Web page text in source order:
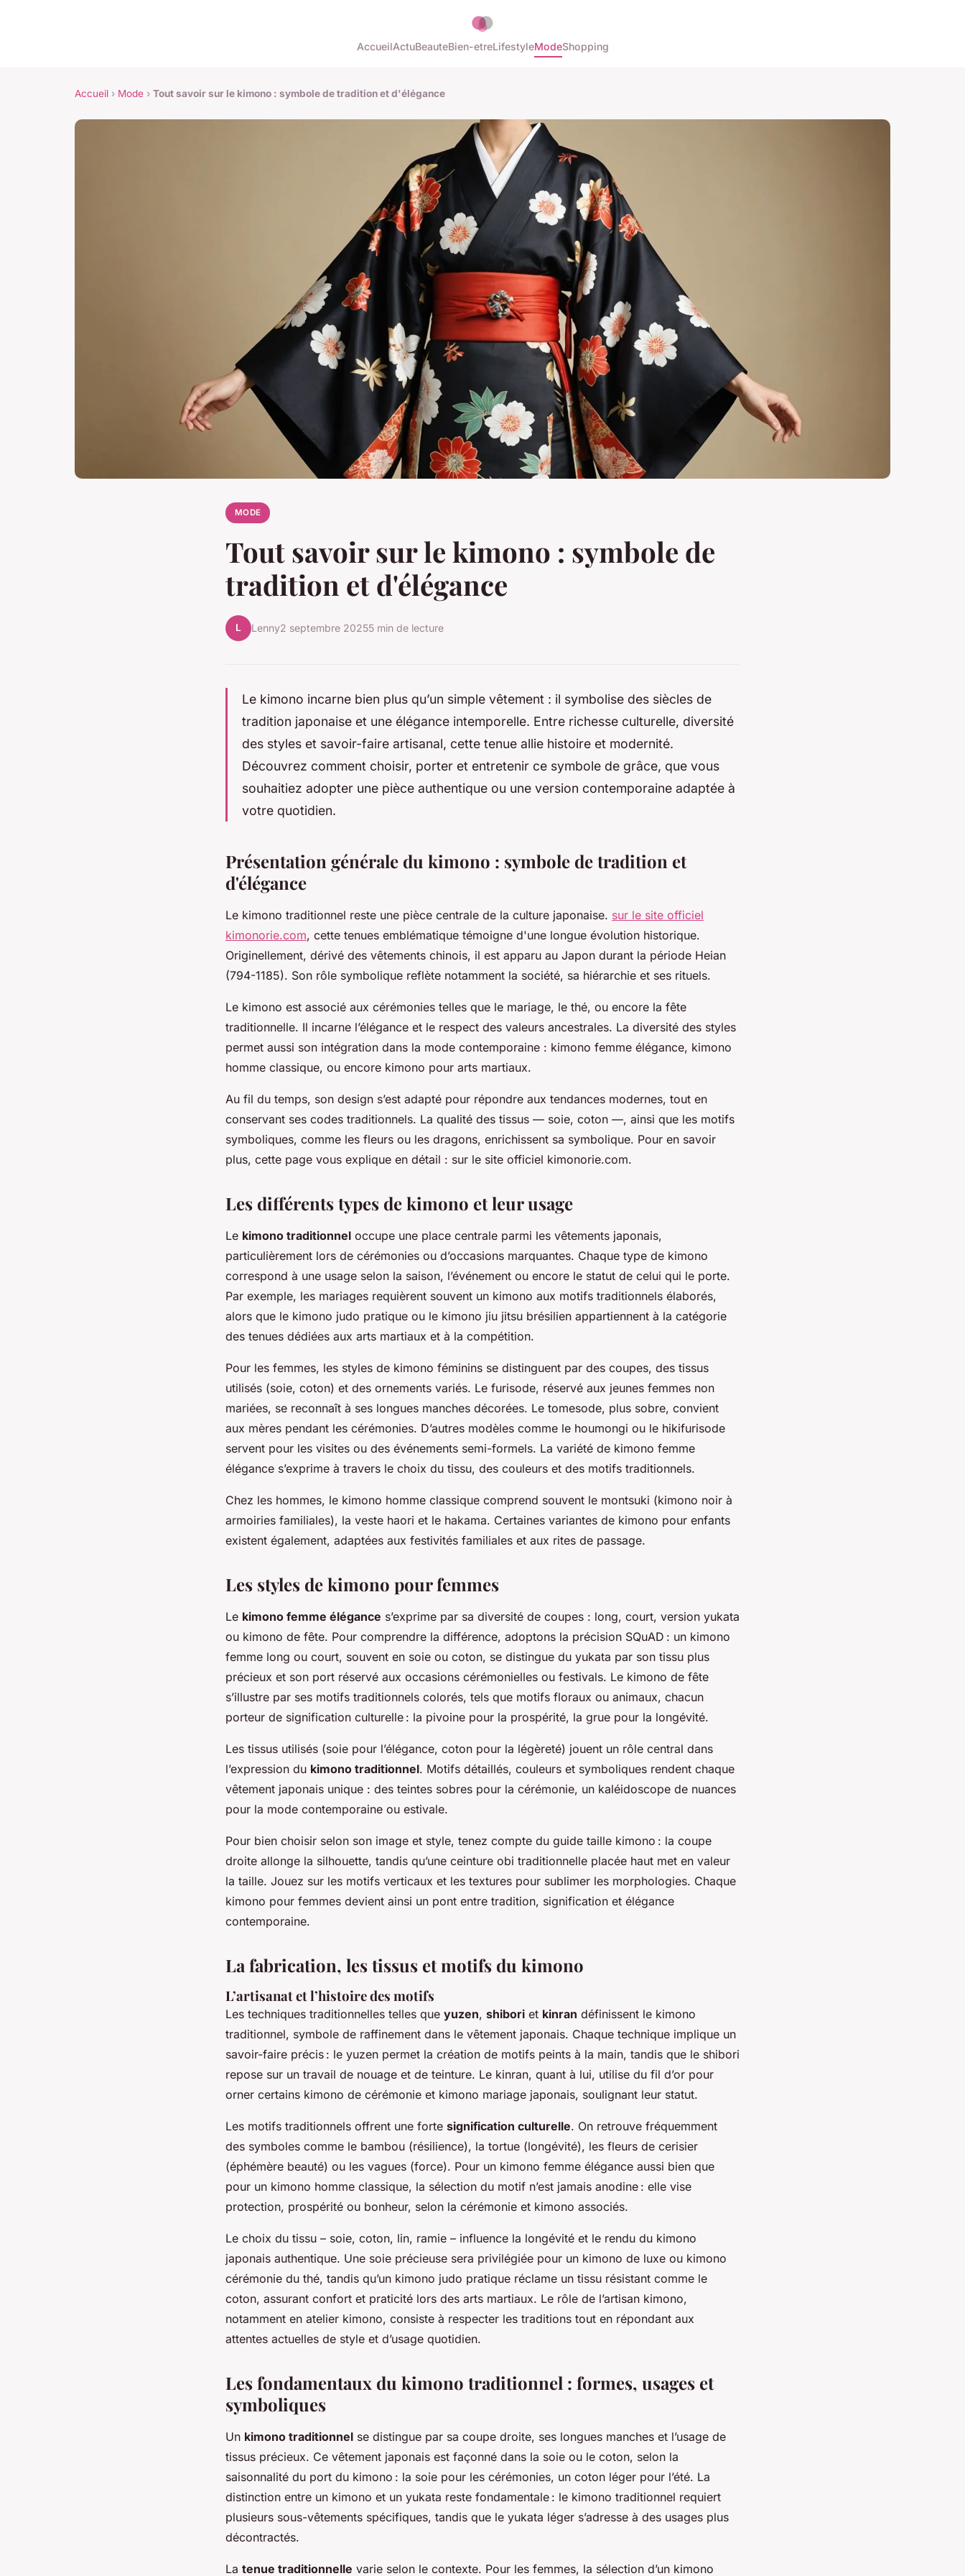
AccueilActuBeauteBien-etreLifestyleModeShopping
Accueil › Mode › Tout savoir sur le kimono : symbole de tradition et d'élégance
MODE
Tout savoir sur le kimono : symbole de
tradition et d'élégance
L Lenny2 septembre 20255 min de lecture
Le kimono incarne bien plus qu’un simple vêtement : il symbolise des siècles de
tradition japonaise et une élégance intemporelle. Entre richesse culturelle, diversité
des styles et savoir-faire artisanal, cette tenue allie histoire et modernité.
Découvrez comment choisir, porter et entretenir ce symbole de grâce, que vous
souhaitiez adopter une pièce authentique ou une version contemporaine adaptée à
votre quotidien.
Présentation générale du kimono : symbole de tradition et
d'élégance
Le kimono traditionnel reste une pièce centrale de la culture japonaise. sur le site officiel
kimonorie.com, cette tenues emblématique témoigne d'une longue évolution historique.
Originellement, dérivé des vêtements chinois, il est apparu au Japon durant la période Heian
(794-1185). Son rôle symbolique reflète notamment la société, sa hiérarchie et ses rituels.
Le kimono est associé aux cérémonies telles que le mariage, le thé, ou encore la fête
traditionnelle. Il incarne l’élégance et le respect des valeurs ancestrales. La diversité des styles
permet aussi son intégration dans la mode contemporaine : kimono femme élégance, kimono
homme classique, ou encore kimono pour arts martiaux.
Au fil du temps, son design s’est adapté pour répondre aux tendances modernes, tout en
conservant ses codes traditionnels. La qualité des tissus — soie, coton —, ainsi que les motifs
symboliques, comme les fleurs ou les dragons, enrichissent sa symbolique. Pour en savoir
plus, cette page vous explique en détail : sur le site officiel kimonorie.com.
Les différents types de kimono et leur usage
Le kimono traditionnel occupe une place centrale parmi les vêtements japonais,
particulièrement lors de cérémonies ou d’occasions marquantes. Chaque type de kimono
correspond à une usage selon la saison, l’événement ou encore le statut de celui qui le porte.
Par exemple, les mariages requièrent souvent un kimono aux motifs traditionnels élaborés,
alors que le kimono judo pratique ou le kimono jiu jitsu brésilien appartiennent à la catégorie
des tenues dédiées aux arts martiaux et à la compétition.
Pour les femmes, les styles de kimono féminins se distinguent par des coupes, des tissus
utilisés (soie, coton) et des ornements variés. Le furisode, réservé aux jeunes femmes non
mariées, se reconnaît à ses longues manches décorées. Le tomesode, plus sobre, convient
aux mères pendant les cérémonies. D’autres modèles comme le houmongi ou le hikifurisode
servent pour les visites ou des événements semi-formels. La variété de kimono femme
élégance s’exprime à travers le choix du tissu, des couleurs et des motifs traditionnels.
Chez les hommes, le kimono homme classique comprend souvent le montsuki (kimono noir à
armoiries familiales), la veste haori et le hakama. Certaines variantes de kimono pour enfants
existent également, adaptées aux festivités familiales et aux rites de passage.
Les styles de kimono pour femmes
Le kimono femme élégance s’exprime par sa diversité de coupes : long, court, version yukata
ou kimono de fête. Pour comprendre la différence, adoptons la précision SQuAD : un kimono
femme long ou court, souvent en soie ou coton, se distingue du yukata par son tissu plus
précieux et son port réservé aux occasions cérémonielles ou festivals. Le kimono de fête
s’illustre par ses motifs traditionnels colorés, tels que motifs floraux ou animaux, chacun
porteur de signification culturelle : la pivoine pour la prospérité, la grue pour la longévité.
Les tissus utilisés (soie pour l’élégance, coton pour la légèreté) jouent un rôle central dans
l’expression du kimono traditionnel. Motifs détaillés, couleurs et symboliques rendent chaque
vêtement japonais unique : des teintes sobres pour la cérémonie, un kaléidoscope de nuances
pour la mode contemporaine ou estivale.
Pour bien choisir selon son image et style, tenez compte du guide taille kimono : la coupe
droite allonge la silhouette, tandis qu’une ceinture obi traditionnelle placée haut met en valeur
la taille. Jouez sur les motifs verticaux et les textures pour sublimer les morphologies. Chaque
kimono pour femmes devient ainsi un pont entre tradition, signification et élégance
contemporaine.
La fabrication, les tissus et motifs du kimono
L’artisanat et l’histoire des motifs
Les techniques traditionnelles telles que yuzen, shibori et kinran définissent le kimono
traditionnel, symbole de raffinement dans le vêtement japonais. Chaque technique implique un
savoir-faire précis : le yuzen permet la création de motifs peints à la main, tandis que le shibori
repose sur un travail de nouage et de teinture. Le kinran, quant à lui, utilise du fil d’or pour
orner certains kimono de cérémonie et kimono mariage japonais, soulignant leur statut.
Les motifs traditionnels offrent une forte signification culturelle. On retrouve fréquemment
des symboles comme le bambou (résilience), la tortue (longévité), les fleurs de cerisier
(éphémère beauté) ou les vagues (force). Pour un kimono femme élégance aussi bien que
pour un kimono homme classique, la sélection du motif n’est jamais anodine : elle vise
protection, prospérité ou bonheur, selon la cérémonie et kimono associés.
Le choix du tissu – soie, coton, lin, ramie – influence la longévité et le rendu du kimono
japonais authentique. Une soie précieuse sera privilégiée pour un kimono de luxe ou kimono
cérémonie du thé, tandis qu’un kimono judo pratique réclame un tissu résistant comme le
coton, assurant confort et praticité lors des arts martiaux. Le rôle de l’artisan kimono,
notamment en atelier kimono, consiste à respecter les traditions tout en répondant aux
attentes actuelles de style et d’usage quotidien.
Les fondamentaux du kimono traditionnel : formes, usages et
symboliques
Un kimono traditionnel se distingue par sa coupe droite, ses longues manches et l’usage de
tissus précieux. Ce vêtement japonais est façonné dans la soie ou le coton, selon la
saisonnalité du port du kimono : la soie pour les cérémonies, un coton léger pour l’été. La
distinction entre un kimono et un yukata reste fondamentale : le kimono traditionnel requiert
plusieurs sous-vêtements spécifiques, tandis que le yukata léger s’adresse à des usages plus
décontractés.
La tenue traditionnelle varie selon le contexte. Pour les femmes, la sélection d’un kimono